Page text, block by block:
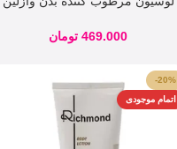
469.000 تومان
-20%
اتمام موجودی